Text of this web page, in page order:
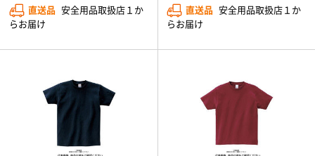
直送品 安全用品取扱店１か
らお届け
直送品 安全用品取扱店１か
らお届け